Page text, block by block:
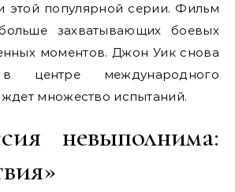
этой популярной серии. Фильм
захватывающих боевых
моментов. Джон Уик снова
в центре международного
ждет множество испытаний.
невыполнима: